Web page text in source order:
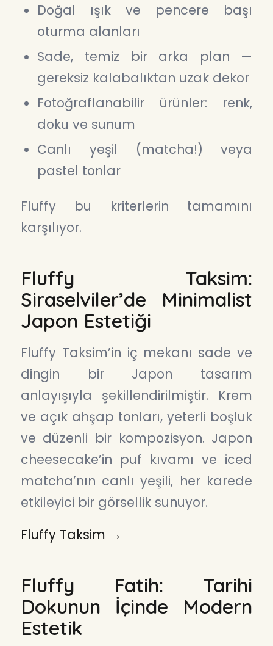
Doğal ışık ve pencere başı
oturma alanları
Sade, temiz bir arka plan —
gereksiz kalabalıktan uzak dekor
Fotoğraflanabilir ürünler: renk,
doku ve sunum
Canlı yeşil (matcha!) veya
pastel tonlar
Fluffy bu kriterlerin tamamını
karşılıyor.
Fluffy Taksim:
Siraselviler’de Minimalist
Japon Estetiği
Fluffy Taksim’in iç mekanı sade ve
dingin bir Japon tasarım
anlayışıyla şekillendirilmiştir. Krem
ve açık ahşap tonları, yeterli boşluk
ve düzenli bir kompozisyon. Japon
cheesecake’in puf kıvamı ve iced
matcha’nın canlı yeşili, her karede
etkileyici bir görsellik sunuyor.
Fluffy Taksim →
Fluffy Fatih: Tarihi
Dokunun İçinde Modern
Estetik